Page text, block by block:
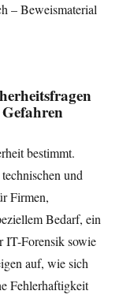
– Beweismaterial
bestimmt.
und
Firmen,
Bedarf, ein
IT-Forensik sowie
auf, wie sich
Fehlerhaftigkeit